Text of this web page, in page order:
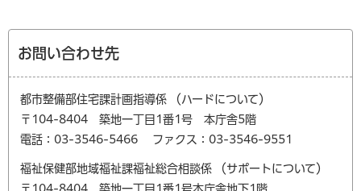
お問い合わせ先
都市整備部住宅課計画指導係 （ハードについて）
〒104-8404 築地一丁目1番1号 本庁舎5階
電話：03-3546-5466
ファクス：03-3546-9551
福祉保健部地域福祉課福祉総合相談係 （サポートについて）